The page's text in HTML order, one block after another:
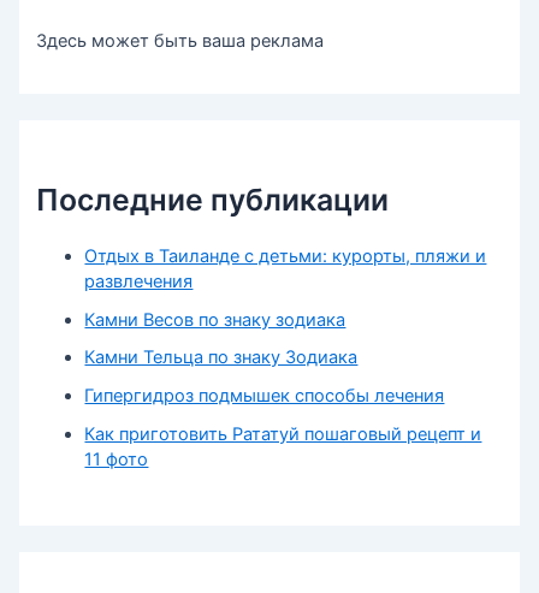
Здесь может быть ваша реклама
Последние публикации
Отдых в Таиланде с детьми: курорты, пляжи и
развлечения
Камни Весов по знаку зодиака
Камни Тельца по знаку Зодиака
Гипергидроз подмышек способы лечения
Как приготовить Рататуй пошаговый рецепт и
11 фото